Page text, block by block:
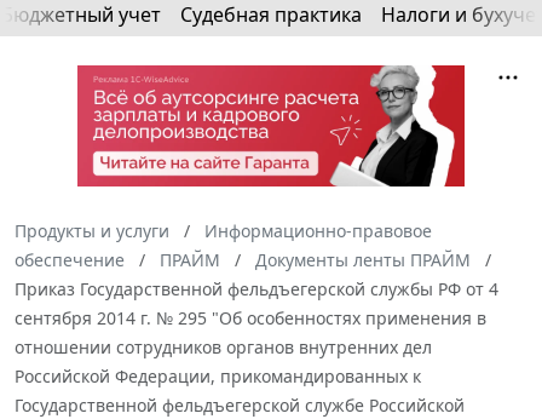
Бюджетный учет Судебная практика Налоги и
Продукты и услуги
Информационно-правовое
обеспечение
ПРАЙМ
Документы ленты ПРАЙМ
Приказ Государственной фельдъегерской службы РФ от 4
сентября 2014 г. № 295 "Об особенностях применения в
отношении сотрудников органов внутренних дел
Российской Федерации, прикомандированных к
Государственной фельдъегерской службе Российской